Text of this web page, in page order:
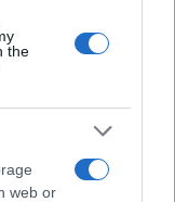
the
web or